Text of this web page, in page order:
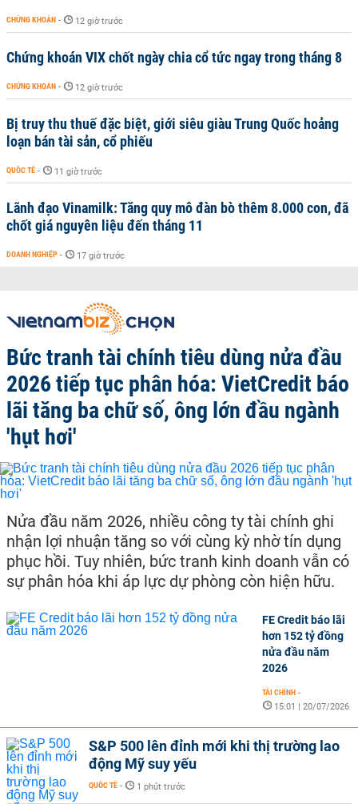
CHỨNG KHOÁN - 12 giờ trước
Chứng khoán VIX chốt ngày chia cổ tức ngay trong tháng 8
CHỨNG KHOÁN - 12 giờ trước
Bị truy thu thuế đặc biệt, giới siêu giàu Trung Quốc hoảng
loạn bán tài sản, cổ phiếu
QUỐC TẾ - 11 giờ trước
Lãnh đạo Vinamilk: Tăng quy mô đàn bò thêm 8.000 con, đã
chốt giá nguyên liệu đến tháng 11
DOANH NGHIỆP - 17 giờ trước
Bức tranh tài chính tiêu dùng nửa đầu
2026 tiếp tục phân hóa: VietCredit báo
lãi tăng ba chữ số, ông lớn đầu ngành
'hụt hơi'
Nửa đầu năm 2026, nhiều công ty tài chính ghi
nhận lợi nhuận tăng so với cùng kỳ nhờ tín dụng
phục hồi. Tuy nhiên, bức tranh kinh doanh vẫn có
sự phân hóa khi áp lực dự phòng còn hiện hữu.
FE Credit báo lãi
hơn 152 tỷ đồng
nửa đầu năm
2026
TÀI CHÍNH -
15:01 | 20/07/2026
S&P 500 lên đỉnh mới khi thị trường lao
động Mỹ suy yếu
QUỐC TẾ - 1 phút trước